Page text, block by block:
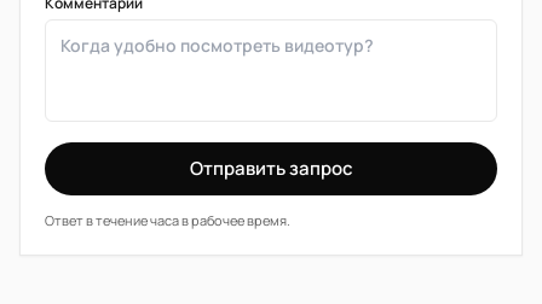
Отправить запрос
Ответ в течение часа в рабочее время.